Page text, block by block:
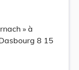
» à
8 15